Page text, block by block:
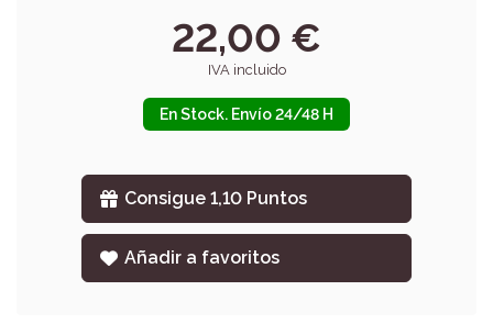
22,00 €
IVA incluido
En Stock. Envío 24/48 H
Consigue 1,10 Puntos
Añadir a favoritos